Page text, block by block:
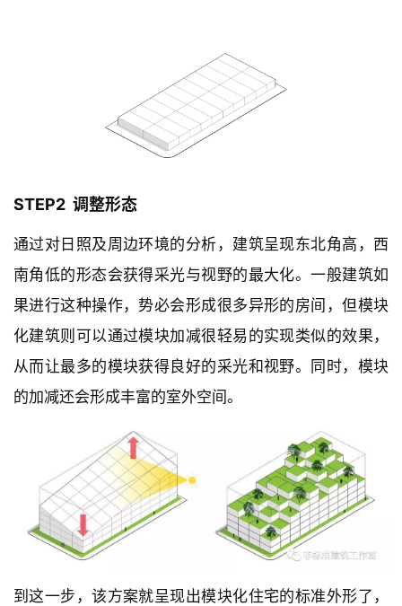
极
速
工
作
流
STEP2  调整形态
通过对日照及周边环境的分析，建筑呈现东北角高，西
南角低的形态会获得采光与视野的最大化。一般建筑如
果进行这种操作，势必会形成很多异形的房间，但模块
化建筑则可以通过模块加减很轻易的实现类似的效果，
从而让最多的模块获得良好的采光和视野。同时，模块
的加减还会形成丰富的室外空间。
到这一步，该方案就呈现出模块化住宅的标准外形了，